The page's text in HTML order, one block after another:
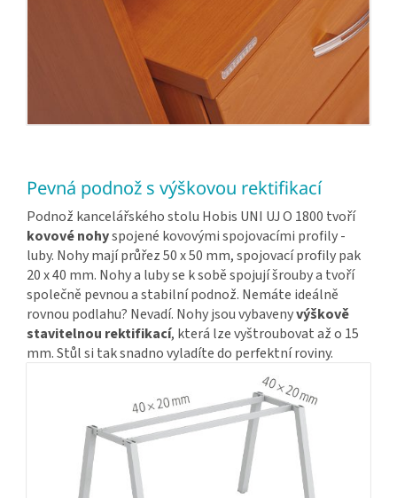
Pevná podnož s výškovou rektifikací
Podnož kancelářského stolu Hobis UNI UJ O 1800 tvoří
kovové nohyspojené kovovými spojovacími profily -
luby. Nohy mají průřez 50 x 50 mm, spojovací profily pak
20 x 40 mm. Nohy a luby se k sobě spojují šrouby a tvoří
společně pevnou a stabilní podnož. Nemáte ideálně
rovnou podlahu? Nevadí. Nohy jsou vybavenyvýškově
stavitelnou rektifikací, která lze vyštroubovat až o 15
mm. Stůl si tak snadno vyladíte do perfektní roviny.